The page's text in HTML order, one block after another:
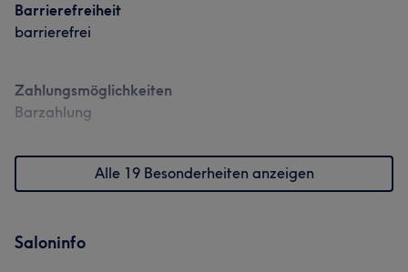
Barrierefreiheit
barrierefrei
Zahlungsmöglichkeiten
Barzahlung
Alle 19 Besonderheiten anzeigen
Saloninfo